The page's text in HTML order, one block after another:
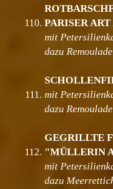
110.
111.
112.
PARISER ART
mit
dazu Remoulade
mit
dazu Remoulade
GEGRILLTE
"MÜLLERIN
mit Petersi
dazu